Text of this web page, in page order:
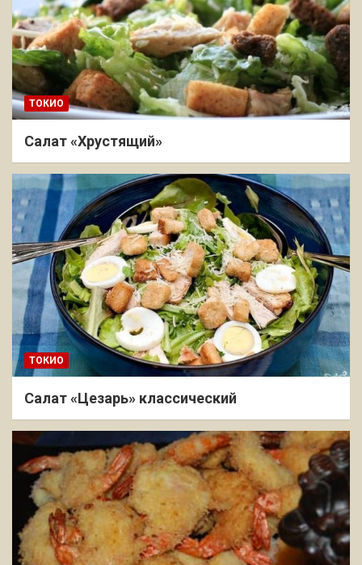
ТОКИО
Салат «Хрустящий»
ТОКИО
Салат «Цезарь» классический